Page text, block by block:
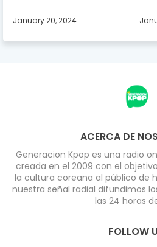
January 20, 2024
ACERCA DE
Generacion Kpop es una radio
creada en el 2009 con el
la cultura coreana al público de
nuestra señal radial difundimos
las 24 horas
FOLLOW